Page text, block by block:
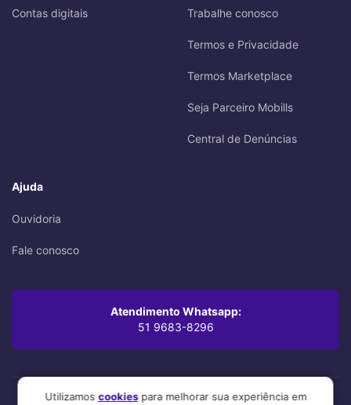
Contas digitais Trabalhe conosco
Termos e Privacidade
Termos Marketplace
Seja Parceiro Mobills
Central de Denúncias
Ajuda
Ouvidoria
Fale conosco
Atendimento Whatsapp:
51 9683-8296
Utilizamos cookiespara melhorar sua experiência em